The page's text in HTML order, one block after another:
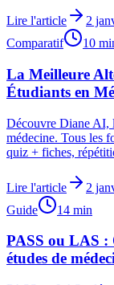
Lire l'article
2
Comparatif
10
La Meilleure
Étudiants en
Découvre Diane AI,
médecine. Tous les
quiz + fiches,
Lire l'article
2
Guide
14 min
PASS ou LAS :
études de